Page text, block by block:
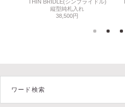
THIN BRIDLE(シンブライドル)
縦型純札入れ
38,500円